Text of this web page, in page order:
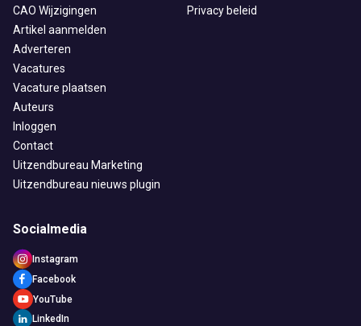
CAO Wijzigingen
Artikel aanmelden
Adverteren
Vacatures
Vacature plaatsen
Auteurs
Inloggen
Contact
Uitzendbureau Marketing
Uitzendbureau nieuws plugin
Privacy beleid
Socialmedia
Instagram
Facebook
YouTube
LinkedIn